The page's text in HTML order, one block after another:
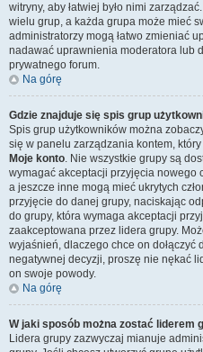
witryny, aby łatwiej było nimi
wielu grup, a każda grupa może mieć
administratorzy mogą łatwo zmieniać
nadawać uprawnienia moderatora lub
prywatnego forum.
Na górę
Gdzie znajduje się spis grup
Spis grup użytkowników można
się w panelu zarządzania kontem,
Moje konto. Nie wszystkie grupy są
wymagać akceptacji przyjęcia nowego
a jeszcze inne mogą mieć ukrytych
przyjęcie do danej grupy, naciskając
do grupy, która wymaga akceptacji
zaakceptowana przez lidera grupy.
wyjaśnień, dlaczego chce on dołączyć
negatywnej decyzji, proszę nie nękać
on swoje powody.
Na górę
W jaki sposób można zostać liderem
Lidera grupy zazwyczaj mianuje